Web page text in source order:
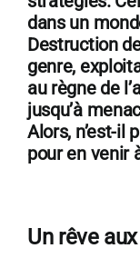
dans un
Destruction
genre,
au règne de
jusqu’à
Alors, n’est-il
pour en venir
Un rêve